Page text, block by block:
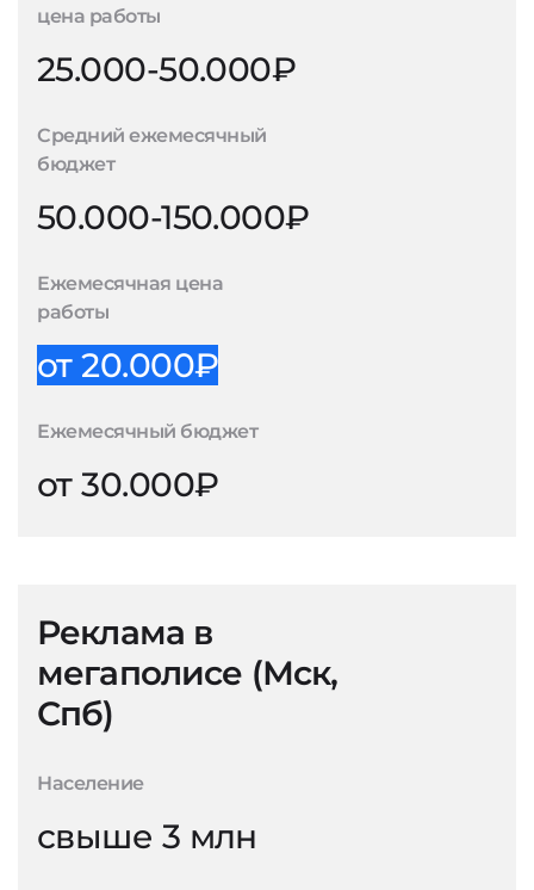
цена работы
25.000-50.000₽
Средний ежемесячный
бюджет
50.000-150.000₽
Ежемесячная цена
работы
от 20.000₽
Ежемесячный бюджет
от 30.000₽
Реклама в
мегаполисе (Мск,
Спб)
Население
свыше 3 млн